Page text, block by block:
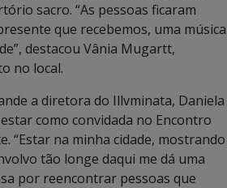
sacro. “As pessoas ficaram
que recebemos, uma música
destacou Vânia Mugartt,
no local.
a diretora do Illvminata, Daniela
como convidada no Encontro
“Estar na minha cidade, mostrando
tão longe daqui me dá uma
por reencontrar pessoas que